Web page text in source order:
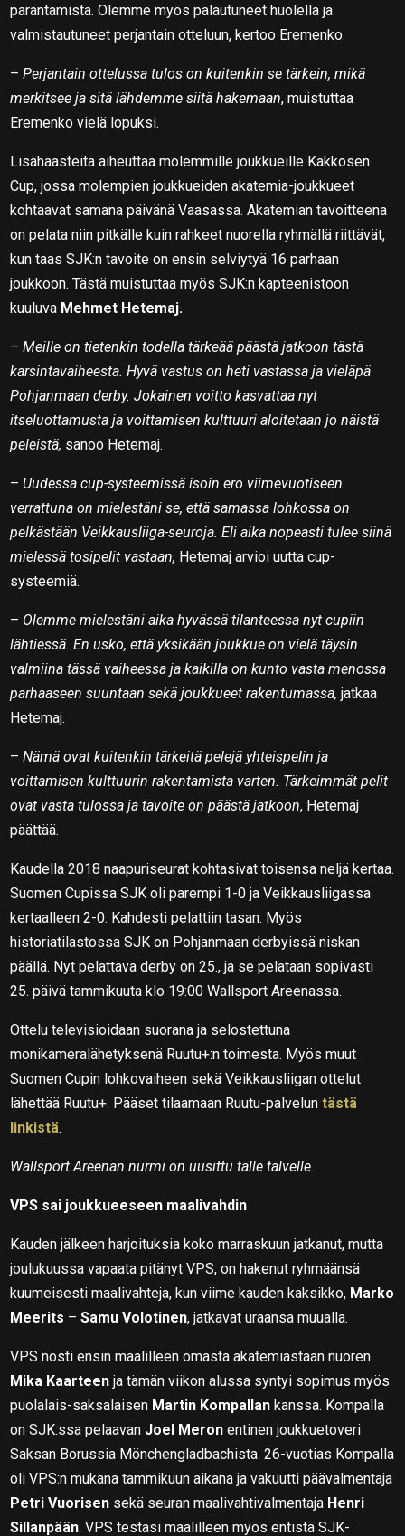
parantamista. Olemme myös palautuneet huolella ja
valmistautuneet perjantain otteluun, kertoo Eremenko.
–Perjantain ottelussa tulos on kuitenkin se tärkein, mikä
merkitsee ja sitä lähdemme siitä hakemaan, muistuttaa
Eremenko vielä lopuksi.
Lisähaasteita aiheuttaa molemmille joukkueille Kakkosen
Cup, jossa molempien joukkueiden akatemia-joukkueet
kohtaavat samana päivänä Vaasassa. Akatemian tavoitteena
on pelata niin pitkälle kuin rahkeet nuorella ryhmällä riittävät,
kun taas SJK:n tavoite on ensin selviytyä 16 parhaan
joukkoon. Tästä muistuttaa myös SJK:n kapteenistoon
kuuluva Mehmet Hetemaj.
–Meille on tietenkin todella tärkeää päästä jatkoon tästä
karsintavaiheesta. Hyvä vastus on heti vastassa ja vieläpä
Pohjanmaan derby. Jokainen voitto kasvattaa nyt
itseluottamusta ja voittamisen kulttuuri aloitetaan jo näistä
peleistä, sanoo Hetemaj.
– Uudessa cup-systeemissä isoin ero viimevuotiseen
verrattuna on mielestäni se, että samassa lohkossa on
pelkästään Veikkausliiga-seuroja. Eli aika nopeasti tulee siinä
mielessä tosipelit vastaan, Hetemaj arvioi uutta cup-
systeemiä.
– Olemme mielestäni aika hyvässä tilanteessa nyt cupiin
lähtiessä. En usko, että yksikään joukkue on vielä täysin
valmiina tässä vaiheessa ja kaikilla on kunto vasta menossa
parhaaseen suuntaan sekä joukkueet rakentumassa, jatkaa
Hetemaj.
–Nämä ovat kuitenkin tärkeitä pelejä yhteispelin ja
voittamisen kulttuurin rakentamista varten. Tärkeimmät pelit
ovat vasta tulossa ja tavoite on päästä jatkoon, Hetemaj
päättää.
Kaudella 2018 naapuriseurat kohtasivat toisensa neljä kertaa.
Suomen Cupissa SJK oli parempi 1-0 ja Veikkausliigassa
kertaalleen 2-0. Kahdesti pelattiin tasan. Myös
historiatilastossa SJK on Pohjanmaan derbyissä niskan
päällä. Nyt pelattava derby on 25., ja se pelataan sopivasti
25. päivä tammikuuta klo 19:00 Wallsport Areenassa.
Ottelu televisioidaan suorana ja selostettuna
monikameralähetyksenä Ruutu+:n toimesta. Myös muut
Suomen Cupin lohkovaiheen sekä Veikkausliigan ottelut
lähettää Ruutu+. Pääset tilaamaan Ruutu-palveluntästä
linkistä.
Wallsport Areenan nurmi on uusittu tälle talvelle.
VPS sai joukkueeseen maalivahdin
Kauden jälkeen harjoituksia koko marraskuun jatkanut, mutta
joulukuussa vapaata pitänyt VPS, on hakenut ryhmäänsä
kuumeisesti maalivahteja, kun viime kauden kaksikko, Marko
Meerits –Samu Volotinen, jatkavat uraansa muualla.
VPS nosti ensin maalilleen omasta akatemiastaan nuoren
Mika Kaarteen ja tämän viikon alussa syntyi sopimus myös
puolalais-saksalaisen Martin Kompallan kanssa. Kompalla
on SJK:ssa pelaavan Joel Meron entinen joukkuetoveri
Saksan Borussia Mönchengladbachista. 26-vuotias Kompalla
oli VPS:n mukana tammikuun aikana ja vakuutti päävalmentaja
Petri Vuorisen sekä seuran maalivahtivalmentaja Henri
Sillanpään. VPS testasi maalilleen myös entistä SJK-